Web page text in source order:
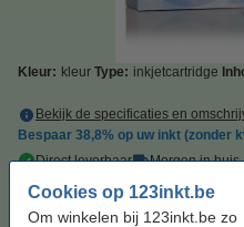
Cookies op 123inkt.be
Om winkelen bij 123inkt.be zo
Kleur: kleur Type: inkjetcartridge
Bekijk de specificaties en
Bespaar 38,8% op uw inkt (zonder
Direct leverbaar
Morgen in huis
Prijs per ml € 1,15